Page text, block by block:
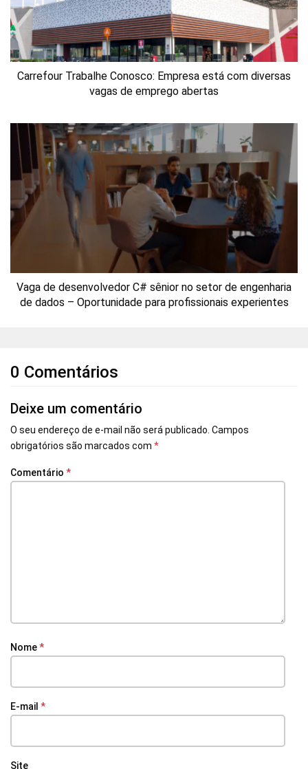
Carrefour Trabalhe Conosco: Empresa está com diversas
vagas de emprego abertas
Vaga de desenvolvedor C# sênior no setor de engenharia
de dados – Oportunidade para profissionais experientes
0 Comentários
Deixe um comentário
O seu endereço de e-mail não será publicado. Campos
obrigatórios são marcados com *
Comentário *
Nome*
E-mail *
Site